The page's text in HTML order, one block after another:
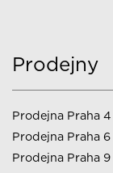
Prodejny
Prodejna Praha
Prodejna Praha 6
Prodejna Praha